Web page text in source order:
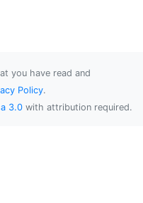
you have read and
Policy.
3.0 with attribution required.